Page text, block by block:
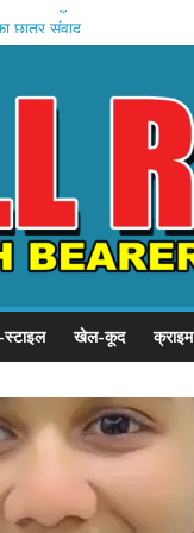
से गुहार
छात्र संवाद
शुरू
प्रदर्शन
खेल-कूद क्राइम